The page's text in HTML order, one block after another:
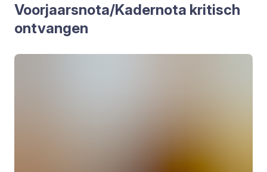
Voorjaarsnota/​Kadernota kri­tisch
ont­van­gen